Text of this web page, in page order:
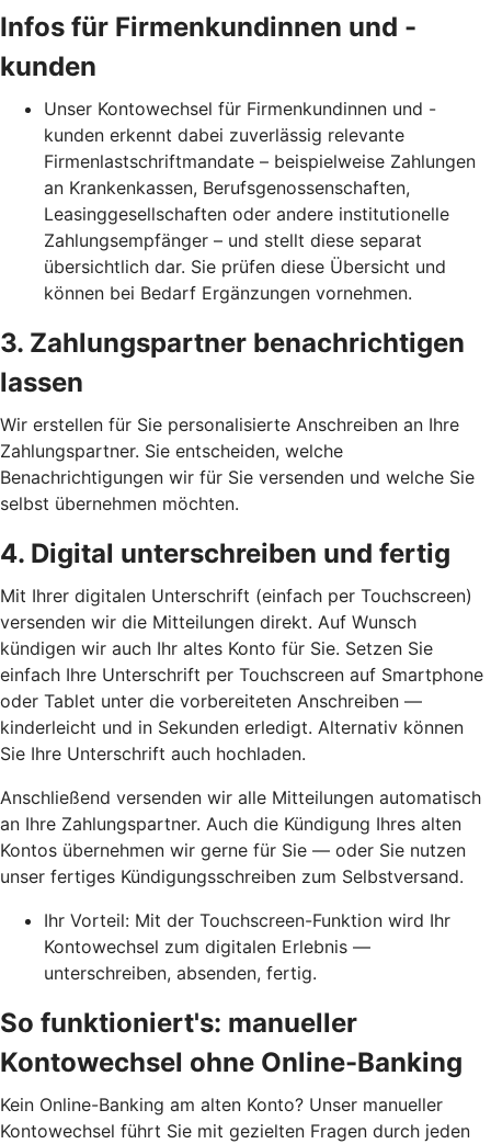
Infos für Firmenkundinnen und -
kunden
Unser Kontowechsel für Firmenkundinnen und -
kunden erkennt dabei zuverlässig relevante
Firmenlastschriftmandate – beispielweise Zahlungen
an Krankenkassen, Berufsgenossenschaften,
Leasinggesellschaften oder andere institutionelle
Zahlungsempfänger – und stellt diese separat
übersichtlich dar. Sie prüfen diese Übersicht und
können bei Bedarf Ergänzungen vornehmen.
3. Zahlungspartner benachrichtigen
lassen
Wir erstellen für Sie personalisierte Anschreiben an Ihre
Zahlungspartner. Sie entscheiden, welche
Benachrichtigungen wir für Sie versenden und welche Sie
selbst übernehmen möchten.
4. Digital unterschreiben und fertig
Mit Ihrer digitalen Unterschrift (einfach per Touchscreen)
versenden wir die Mitteilungen direkt. Auf Wunsch
kündigen wir auch Ihr altes Konto für Sie. Setzen Sie
einfach Ihre Unterschrift per Touchscreen auf Smartphone
oder Tablet unter die vorbereiteten Anschreiben —
kinderleicht und in Sekunden erledigt. Alternativ können
Sie Ihre Unterschrift auch hochladen.
Anschließend versenden wir alle Mitteilungen automatisch
an Ihre Zahlungspartner. Auch die Kündigung Ihres alten
Kontos übernehmen wir gerne für Sie — oder Sie nutzen
unser fertiges Kündigungsschreiben zum Selbstversand.
Ihr Vorteil: Mit der Touchscreen-Funktion wird Ihr
Kontowechsel zum digitalen Erlebnis —
unterschreiben, absenden, fertig.
So funktioniert's: manueller
Kontowechsel ohne Online-Banking
Kein Online-Banking am alten Konto? Unser manueller
Kontowechsel führt Sie mit gezielten Fragen durch jeden